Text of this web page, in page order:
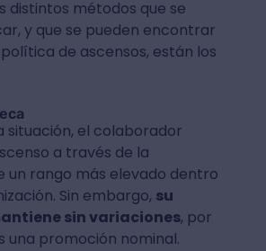
distintos métodos que se
y que se pueden encontrar
de ascensos, están los
situación, el colaborador
a través de la
un rango más elevado dentro
Sin embargo, su
sin variaciones, por
una promoción nominal.